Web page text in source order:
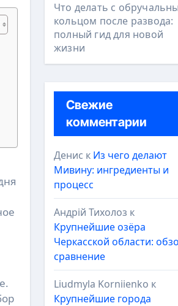
Что делать с
кольцом после развода:
полный гид для новой
жизни
Свежие
комментарии
Денис к Из чего делают
Мивину: ингредиенты и
процесс
Андрій Тихолоз к
Крупнейшие озёра
Черкасской области:
сравнение
Liudmyla Korniienko к
Крупнейшие города